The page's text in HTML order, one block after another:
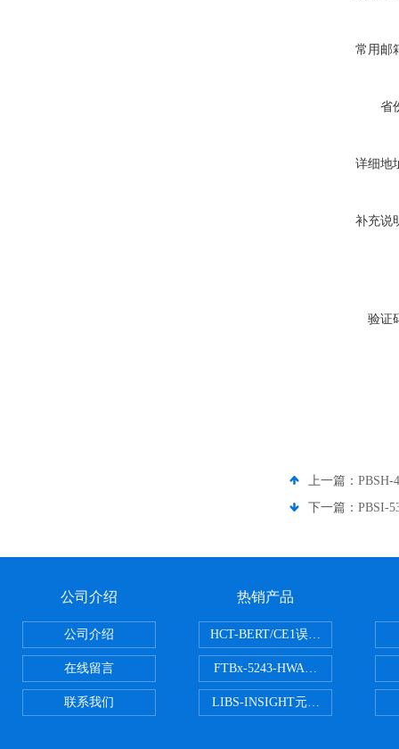
常用邮
省
详细地
补充说
验证
上一篇： PBSH-
下一篇： PBSI-
公司介绍
公司介绍
在线留言
联系我们
热销产品
HCT-BERT/CE1误码测试仪
FTBx-5243-HWA光谱分析仪
LIBS-INSIGHT元素光谱分析仪